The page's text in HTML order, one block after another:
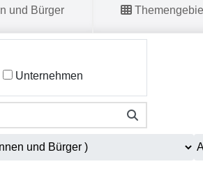
und Bürger
Unternehmen